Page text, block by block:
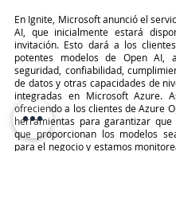
En Ignite, Microsoft anunció el
AI, que inicialmente estará
invitación. Esto dará a los
potentes modelos de Open AI,
seguridad, confiabilidad,
de datos y otras capacidades de
integradas en Microsoft Azure.
ofreciendo a los clientes de Azure
herramientas para garantizar que
que proporcionan los modelos
para el negocio y estamos